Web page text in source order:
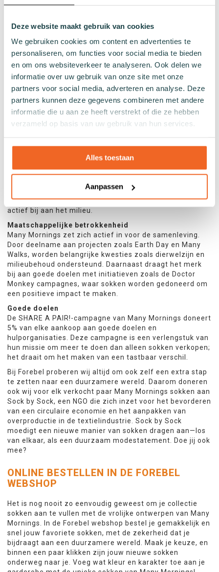
Deze website maakt gebruik van cookies
We gebruiken cookies om content en advertenties te
personaliseren, om functies voor social media te bieden
en om ons websiteverkeer te analyseren. Ook delen we
informatie over uw gebruik van onze site met onze
partners voor social media, adverteren en analyse. Deze
partners kunnen deze gegevens combineren met andere
informatie die u aan ze heeft verstrekt of die ze hebben
verzameld op basis van uw gebruik van hun services.
Alles toestaan
Aanpassen
transportbehoeften en draagt bij aan een aanzienlijk
gecertificeerde materialen verzekert bovendien dat elk
is.
Milieuvriendelijke logistiek
Bij Many Mornings houdt de inzet voor duurzaamheid niet
op bij de productie. Alle sokken worden klimaatneutraal
verzonden binnen de EU, waarbij gerecyclede en
oplosbare verpakkingen worden gebruikt. Dit betekent
dat elke bestelling zijn weg naar de klant vindt met zo
Less-Waste-Strategy, waarbij bijna geen materiaal
verloren gaat. Tweedehands sokken en restjes garen uit
zoals naaisjablonen en haarelastiekjes. Deze creatieve
aanpak vermindert afval, stimuleert hergebruik en draagt
actief bij aan het milieu.
Maatschappelijke betrokkenheid
Many Mornings zet zich actief in voor de samenleving.
Door deelname aan projecten zoals Earth Day en Many
Walks, worden belangrijke kwesties zoals dierwelzijn en
milieubehoud ondersteund. Daarnaast draagt het merk
bij aan goede doelen met initiatieven zoals de Doctor
Monkey campagnes, waar sokken worden gedoneerd om
een positieve impact te maken.
Goede doelen
De SHARE A PAIR!-campagne van Many Mornings doneert
5% van elke aankoop aan goede doelen en
hulporganisaties. Deze campagne is een verlengstuk van
hun missie om meer te doen dan alleen sokken verkopen;
het draait om het maken van een tastbaar verschil.
Bij Forebel proberen wij altijd om ook zelf een extra stap
te zetten naar een duurzamere wereld. Daarom doneren
ook wij voor elk verkocht paar Many Mornings sokken aan
Sock by Sock, een NGO die zich inzet voor het bevorderen
van een circulaire economie en het aanpakken van
overproductie in de textielindustrie. Sock by Sock
moedigt een nieuwe manier van sokken dragen aan—los
van elkaar, als een duurzaam modestatement. Doe jij ook
mee?
ONLINE BESTELLEN IN DE FOREBEL
WEBSHOP
Het is nog nooit zo eenvoudig geweest om je collectie
sokken aan te vullen met de vrolijke ontwerpen van Many
Mornings. In de Forebel webshop bestel je gemakkelijk en
snel jouw favoriete sokken, met de zekerheid dat je
bijdraagt aan een duurzamere wereld. Maak je keuze, en
binnen een paar klikken zijn jouw nieuwe sokken
onderweg naar je. Voeg wat kleur en karakter toe aan je